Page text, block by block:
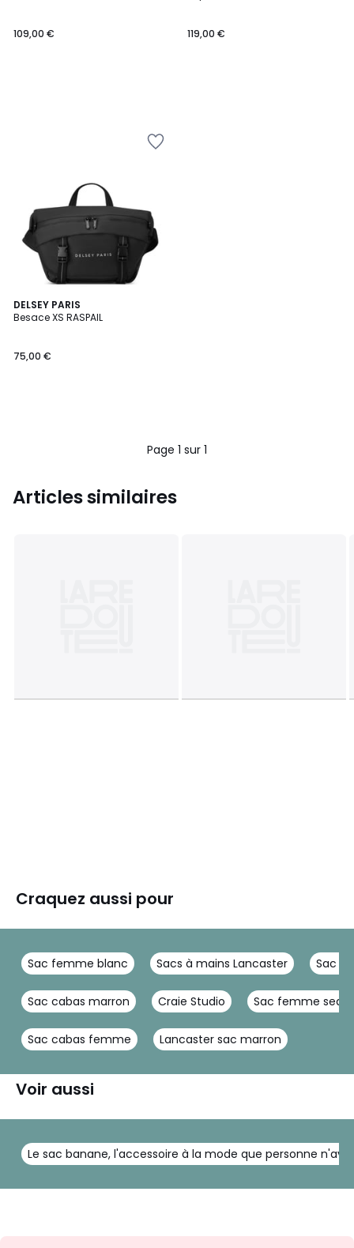
109,00 € 119,00 €
DELSEY PARIS
Besace XS RASPAIL
75,00 €
Page 1 sur 1
Articles similaires
Craquez aussi pour
Sac femme blanc Sacs à mains Lancaster Sac à
Sac cabas marron Craie Studio Sac femme seau
Sac cabas femme Lancaster sac marron
Voir aussi
Le sac banane, l'accessoire à la mode que personne